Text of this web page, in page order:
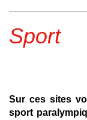
Sport
Sur ces sites
sport